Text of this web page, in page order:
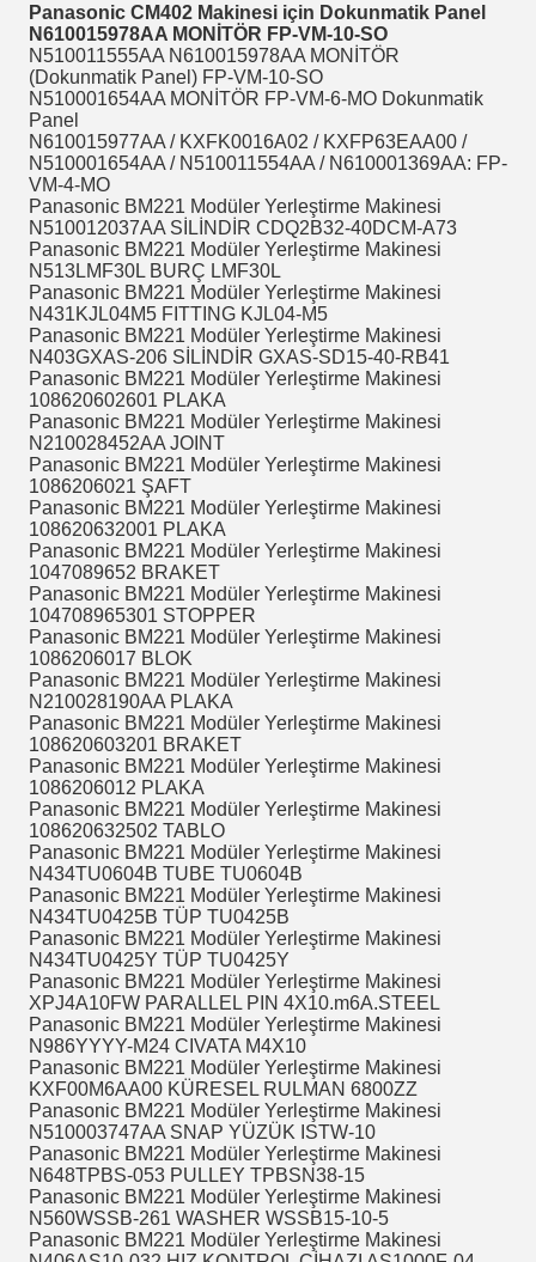
Panasonic CM402 Makinesi için Dokunmatik Panel
N610015978AA MONİTÖR FP-VM-10-SO
N510011555AA N610015978AA MONİTÖR
(Dokunmatik Panel) FP-VM-10-SO
N510001654AA MONİTÖR FP-VM-6-MO Dokunmatik
Panel
N610015977AA / KXFK0016A02 / KXFP63EAA00 /
N510001654AA / N510011554AA / N610001369AA: FP-
VM-4-MO
Panasonic BM221 Modüler Yerleştirme Makinesi
N510012037AA SİLİNDİR CDQ2B32-40DCM-A73
Panasonic BM221 Modüler Yerleştirme Makinesi
N513LMF30L BURÇ LMF30L
Panasonic BM221 Modüler Yerleştirme Makinesi
N431KJL04M5 FITTING KJL04-M5
Panasonic BM221 Modüler Yerleştirme Makinesi
N403GXAS-206 SİLİNDİR GXAS-SD15-40-RB41
Panasonic BM221 Modüler Yerleştirme Makinesi
108620602601 PLAKA
Panasonic BM221 Modüler Yerleştirme Makinesi
N210028452AA JOINT
Panasonic BM221 Modüler Yerleştirme Makinesi
1086206021 ŞAFT
Panasonic BM221 Modüler Yerleştirme Makinesi
108620632001 PLAKA
Panasonic BM221 Modüler Yerleştirme Makinesi
1047089652 BRAKET
Panasonic BM221 Modüler Yerleştirme Makinesi
104708965301 STOPPER
Panasonic BM221 Modüler Yerleştirme Makinesi
1086206017 BLOK
Panasonic BM221 Modüler Yerleştirme Makinesi
N210028190AA PLAKA
Panasonic BM221 Modüler Yerleştirme Makinesi
108620603201 BRAKET
Panasonic BM221 Modüler Yerleştirme Makinesi
1086206012 PLAKA
Panasonic BM221 Modüler Yerleştirme Makinesi
108620632502 TABLO
Panasonic BM221 Modüler Yerleştirme Makinesi
N434TU0604B TUBE TU0604B
Panasonic BM221 Modüler Yerleştirme Makinesi
N434TU0425B TÜP TU0425B
Panasonic BM221 Modüler Yerleştirme Makinesi
N434TU0425Y TÜP TU0425Y
Panasonic BM221 Modüler Yerleştirme Makinesi
XPJ4A10FW PARALLEL PIN 4X10.m6A.STEEL
Panasonic BM221 Modüler Yerleştirme Makinesi
N986YYYY-M24 CIVATA M4X10
Panasonic BM221 Modüler Yerleştirme Makinesi
KXF00M6AA00 KÜRESEL RULMAN 6800ZZ
Panasonic BM221 Modüler Yerleştirme Makinesi
N510003747AA SNAP YÜZÜK ISTW-10
Panasonic BM221 Modüler Yerleştirme Makinesi
N648TPBS-053 PULLEY TPBSN38-15
Panasonic BM221 Modüler Yerleştirme Makinesi
N560WSSB-261 WASHER WSSB15-10-5
Panasonic BM221 Modüler Yerleştirme Makinesi